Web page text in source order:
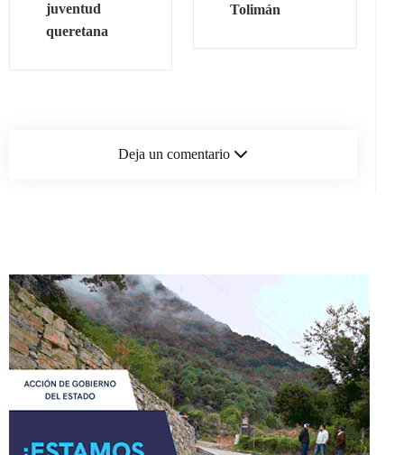
juventud
queretana
Tolimán
Deja un comentario